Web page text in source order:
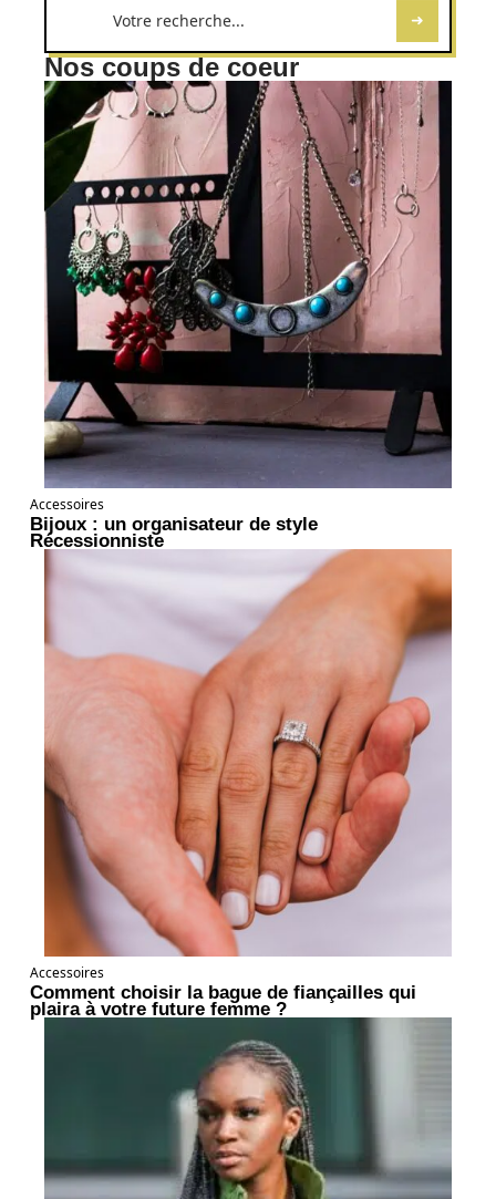
Nos coups de coeur
Accessoires
Bijoux : un organisateur de style
Récessionniste
Accessoires
Comment choisir la bague de fiançailles qui
plaira à votre future femme ?